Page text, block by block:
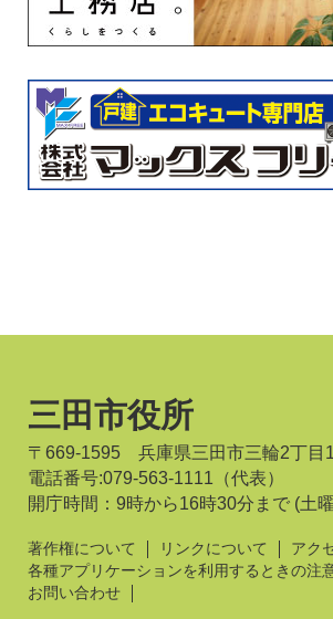
三田市役所
〒669-1595 兵庫県三田市三輪2丁目
電話番号:079-563-1111（代表）
開庁時間：9時から16時30分まで (土
著作権について リンクについて
アク
各種アプリケーションを利用するときの注
お問い合わせ